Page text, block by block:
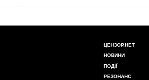
ЦЕНЗОР.НЕТ
НОВИНИ
ПОДІЇ
РЕЗОНАНС